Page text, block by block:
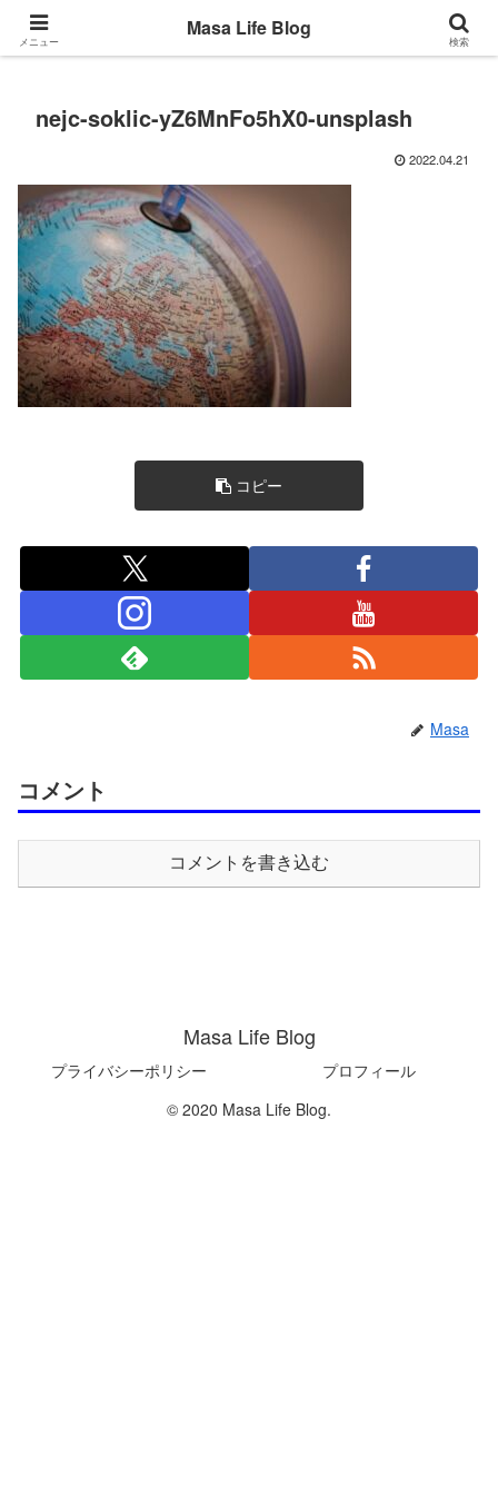
Back to the basic
nejc-soklic-yZ6MnFo5hX0-unsplash
2022.04.21
コピー
Masa
コメント
コメントを書き込む
Masa Life Blog
プライバシーポリシー
プロフィール
© 2020 Masa Life Blog.
メニュー
Masa Life Blog
検索